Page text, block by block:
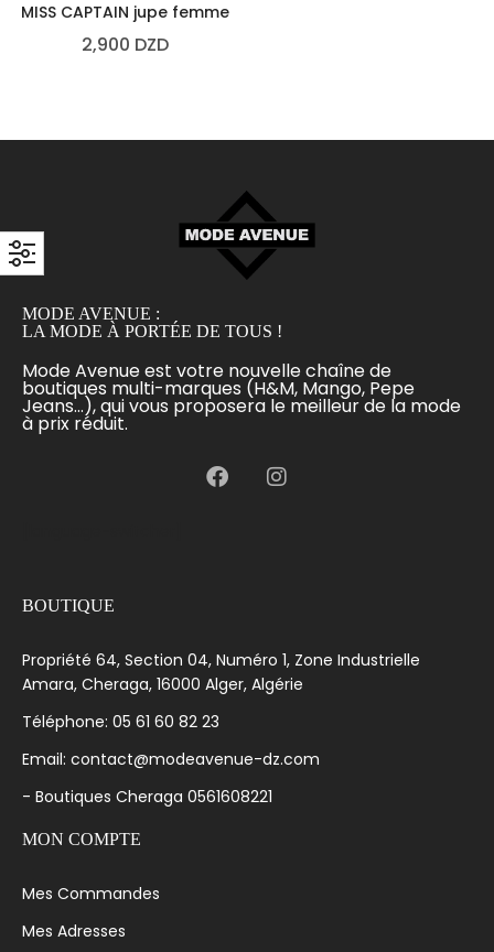
MISS CAPTAIN jupe femme
2,900 DZD
MODE AVENUE :
LA MODE À PORTÉE DE TOUS !
Mode Avenue est votre nouvelle chaîne de
boutiques multi-marques (H&M, Mango, Pepe
Jeans...), qui vous proposera le meilleur de la mode
à prix réduit.
BOUTIQUE
Propriété 64, Section 04, Numéro 1, Zone Industrielle
Amara, Cheraga, 16000 Alger, Algérie
Téléphone: 05 61 60 82 23
Email: contact@modeavenue-dz.com
- Boutiques Cheraga 0561608221
MON COMPTE
Mes Commandes
Mes Adresses